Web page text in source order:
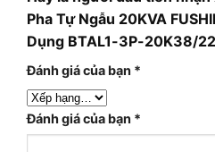
Pha Tự Ngẫu 20KVA
Dụng BTAL1-3P-20K38/
Đánh giá của bạn *
Đánh giá của bạn *